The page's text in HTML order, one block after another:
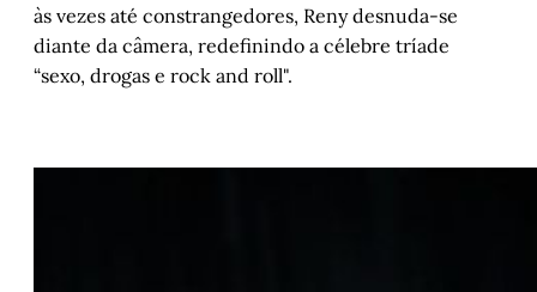
às vezes até constrangedores, Reny desnuda-se
diante da câmera, redefinindo a célebre tríade
“sexo, drogas e rock and roll".